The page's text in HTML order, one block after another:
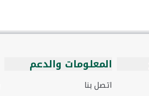
المعلومات والدعم
اتصل بنا